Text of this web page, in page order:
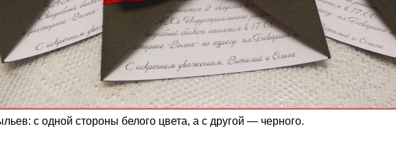
с одной стороны белого цвета, а с другой — черного.